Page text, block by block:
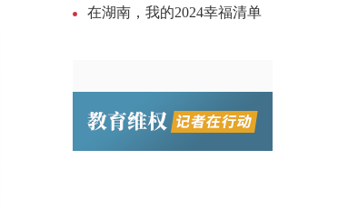
在湖南，我的2024幸福清单